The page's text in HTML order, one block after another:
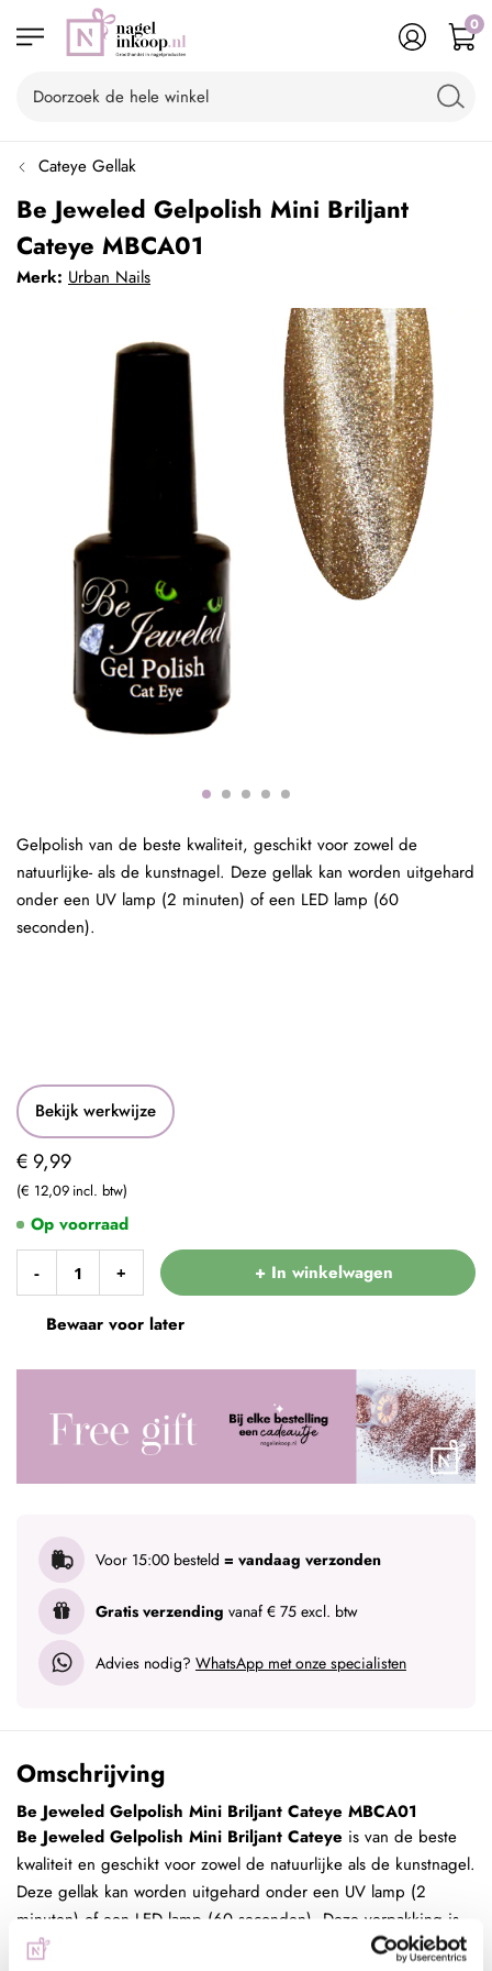
0
Cateye Gellak
Be Jeweled Gelpolish Mini Briljant
Cateye MBCA01
Merk: Urban Nails
Bekijk werkwijze
€ 9,99
€ 12,09
- + + In winkelwagen
Bewaar voor later
Voor 15:00 besteld = vandaag verzonden
Gratis verzending vanaf € 75 excl. btw
Advies nodig? WhatsApp met onze specialisten
Op voorraad
Gelpolish van de beste kwaliteit, geschikt voor zowel de
natuurlijke- als de kunstnagel. Deze gellak kan worden uitgehard
onder een UV lamp (2 minuten) of een LED lamp (60
seconden).
Omschrijving
Be Jeweled Gelpolish Mini Briljant Cateye MBCA01
Be Jeweled Gelpolish Mini Briljant Cateye is van de beste
kwaliteit en geschikt voor zowel de natuurlijke als de kunstnagel.
Deze gellak kan worden uitgehard onder een UV lamp (2
minuten) of een LED lamp (60 seconden). Deze verpakking is
voorzien van een prettig kwastje zodat het strak aangebracht